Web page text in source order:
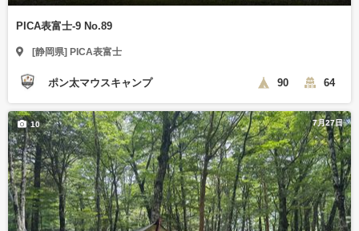
PICA表富士-9 No.89
[静岡県] PICA表富士
ポン太マウスキャンプ 90 64
7月27日
10